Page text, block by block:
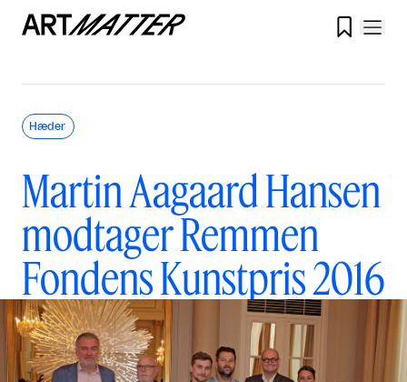

Martin Aagaard Hansen
modtager Remmen
Fondens Kunstpris 2016
Hæder